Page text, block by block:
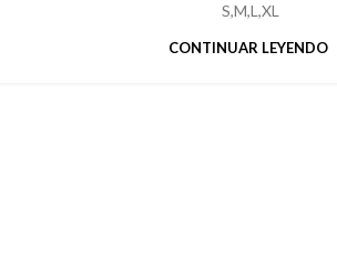
S,M,L,XL
CONTINUAR LEYENDO